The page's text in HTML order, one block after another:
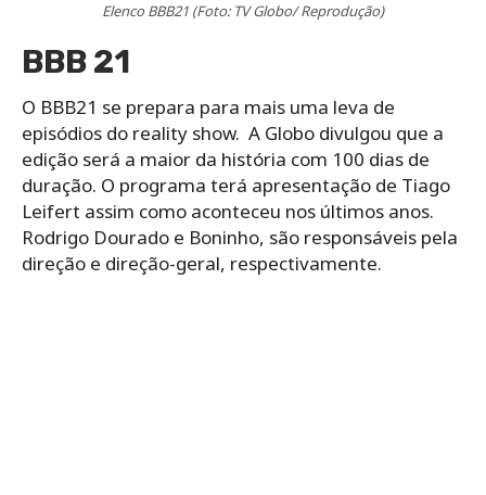
Elenco BBB21 (Foto: TV Globo/ Reprodução)
BBB 21
O BBB21 se prepara para mais uma leva de
episódios do reality show. A Globo divulgou que a
edição será a maior da história com 100 dias de
duração. O programa terá apresentação de Tiago
Leifert assim como aconteceu nos últimos anos.
Rodrigo Dourado e Boninho, são responsáveis pela
direção e direção-geral, respectivamente.